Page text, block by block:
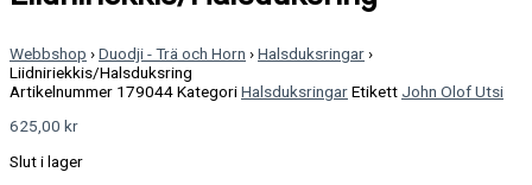
Webbshop ›Duodji - Trä och Horn ›Halsduksringar›
Liidniriekkis/Halsduksring
Artikelnummer 179044KategoriHalsduksringarEtikett John Olof Utsi
625,00 kr
Slut i lager